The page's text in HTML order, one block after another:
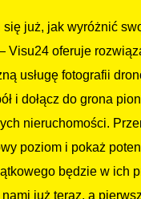
się już, jak wyróżnić
Visu24 oferuje
usługę fotografii
i dołącz do grona
nieruchomości.
poziom i pokaż
będzie w ich
już teraz, a